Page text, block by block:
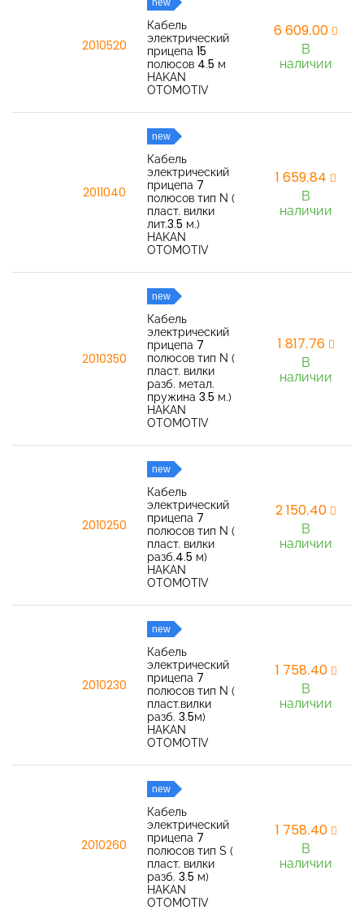
2010520
new
Кабель
электрический
прицепа 15
полюсов 4.5 м
HAKAN
OTOMOTIV
6 609,00
В
наличии
2011040
new
Кабель
электрический
прицепа 7
полюсов тип N (
пласт. вилки
лит.3.5 м.)
HAKAN
OTOMOTIV
1 659,84
В
наличии
2010350
new
Кабель
электрический
прицепа 7
полюсов тип N (
пласт. вилки
разб. метал.
пружина 3.5 м.)
HAKAN
OTOMOTIV
1 817,76
В
наличии
2010250
new
Кабель
электрический
прицепа 7
полюсов тип N (
пласт. вилки
разб.4.5 м)
HAKAN
OTOMOTIV
2 150,40
В
наличии
2010230
new
Кабель
электрический
прицепа 7
полюсов тип N (
пласт.вилки
разб. 3.5м)
HAKAN
OTOMOTIV
1 758,40
В
наличии
2010260
new
Кабель
электрический
прицепа 7
полюсов тип S (
пласт. вилки
разб. 3.5 м)
HAKAN
OTOMOTIV
1 758,40
В
наличии